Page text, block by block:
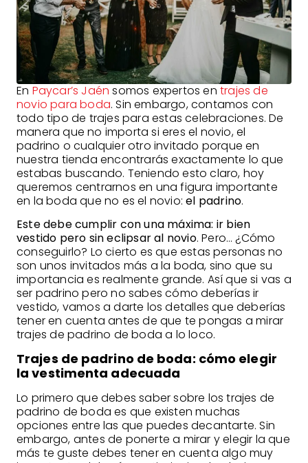
En Paycar’s Jaén somos expertos entrajes de
novio para boda. Sin embargo, contamos con
todo tipo de trajes para estas celebraciones. De
manera que no importa si eres el novio, el
padrino o cualquier otro invitado porque en
nuestra tienda encontrarás exactamente lo que
estabas buscando. Teniendo esto claro, hoy
queremos centrarnos en una figura importante
en la boda que no es el novio:el padrino.
Este debe cumplir con una máxima: ir bien
vestido pero sin eclipsar al novio. Pero… ¿Cómo
conseguirlo? Lo cierto es que estas personas no
son unos invitados más a la boda, sino que su
importancia es realmente grande. Así que si vas a
ser padrino pero no sabes cómo deberías ir
vestido, vamos a darte los detalles que deberías
tener en cuenta antes de que te pongas a mirar
trajes de padrino de boda a lo loco.
Trajes de padrino de boda: cómo elegir
la vestimenta adecuada
Lo primero que debes saber sobre los trajes de
padrino de boda es que existen muchas
opciones entre las que puedes decantarte. Sin
embargo, antes de ponerte a mirar y elegir la que
más te guste debes tener en cuenta algo muy